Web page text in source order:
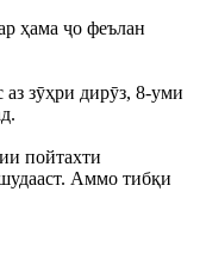
ҳама ҷо феълан
зӯҳри дирӯз, 8-уми
пойтахти
Аммо тибқи